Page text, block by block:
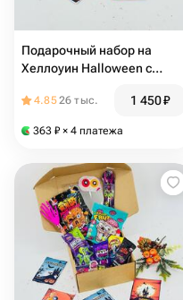
Подарочный набор на
Хеллоуин Halloween с
4.8526 тыс. 1 450₽
363 ₽ × 4 платежа